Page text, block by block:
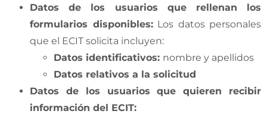
Datos de los usuarios que rellenan los
formularios disponibles:Los datos personales
que el ECIT solicita incluyen:
Datos identificativos: nombre y apellidos
Datos relativos a la solicitud
Datos de los usuarios que quieren recibir
información del ECIT: